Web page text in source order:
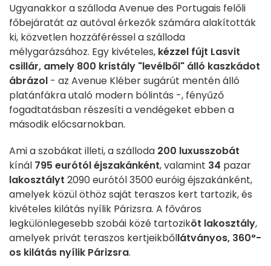
Ugyanakkor a szálloda Avenue des Portugais felőli
főbejáratát az autóval érkezők számára alakították
ki, közvetlen hozzáféréssel a szálloda
mélygarázsához. Egy kivételes, kézzel fújt Lasvit
csillár, amely 800 kristály "levélből" álló kaszkádot
ábrázol - az Avenue Kléber sugárút mentén álló
platánfákra utaló modern bólintás -, fényűző
fogadtatásban részesíti a vendégeket ebben a
második előcsarnokban.
Ami a szobákat illeti, a szálloda 200 luxusszobát
kínál 795 eurótól éjszakánként, valamint 34 pazar
lakosztályt 2090 eurótól 3500 euróig éjszakánként,
amelyek közül öthöz saját teraszos kert tartozik, és
kivételes kilátás nyílik Párizsra. A főváros
legkülönlegesebb szobái közé tartoziköt lakosztály,
amelyek privát teraszos kertjeikbőllátványos, 360°-
os kilátás nyílik Párizsra.